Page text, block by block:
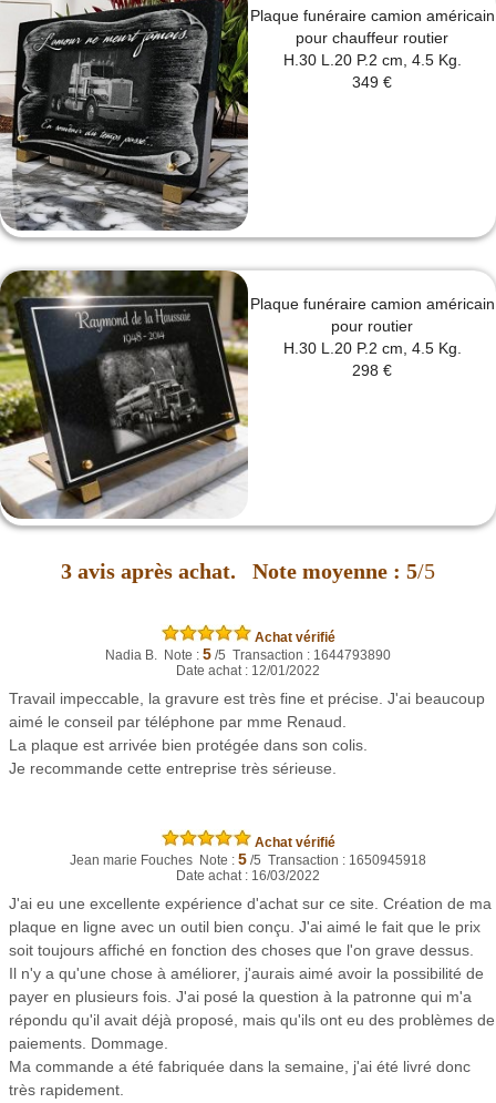
Plaque funéraire camion américain
pour chauffeur routier
H.30 L.20 P.2 cm, 4.5 Kg.
349 €
Plaque funéraire camion américain
pour routier
H.30 L.20 P.2 cm, 4.5 Kg.
298 €
3 avis après achat. Note moyenne : 5/5
Achat vérifié
Nadia B. Note : 5 /5 Transaction : 1644793890
Date achat : 12/01/2022
Travail impeccable, la gravure est très fine et précise. J'ai beaucoup
aimé le conseil par téléphone par mme Renaud.
La plaque est arrivée bien protégée dans son colis.
Je recommande cette entreprise très sérieuse.
Achat vérifié
Jean marie Fouches Note : 5 /5 Transaction : 1650945918
Date achat : 16/03/2022
J'ai eu une excellente expérience d'achat sur ce site. Création de ma
plaque en ligne avec un outil bien conçu. J'ai aimé le fait que le prix
soit toujours affiché en fonction des choses que l'on grave dessus.
Il n'y a qu'une chose à améliorer, j'aurais aimé avoir la possibilité de
payer en plusieurs fois. J'ai posé la question à la patronne qui m'a
répondu qu'il avait déjà proposé, mais qu'ils ont eu des problèmes de
paiements. Dommage.
Ma commande a été fabriquée dans la semaine, j'ai été livré donc
très rapidement.